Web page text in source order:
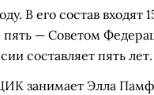
В его состав
пять — Советом
составляет пять лет.
занимает Элла